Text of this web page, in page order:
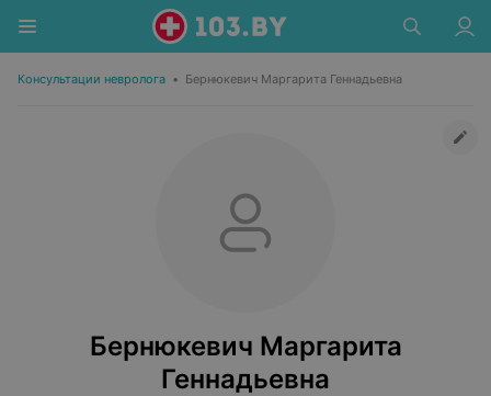
Консультации невролога • Бернюкевич Маргарита Геннадьевна
Бернюкевич Маргарита
Геннадьевна